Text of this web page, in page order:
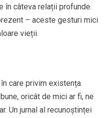
în câteva relații profunde.
– aceste gesturi mici
vieții.
care privim existența.
oricât de mici ar fi, ne
Un jurnal al recunoștinței